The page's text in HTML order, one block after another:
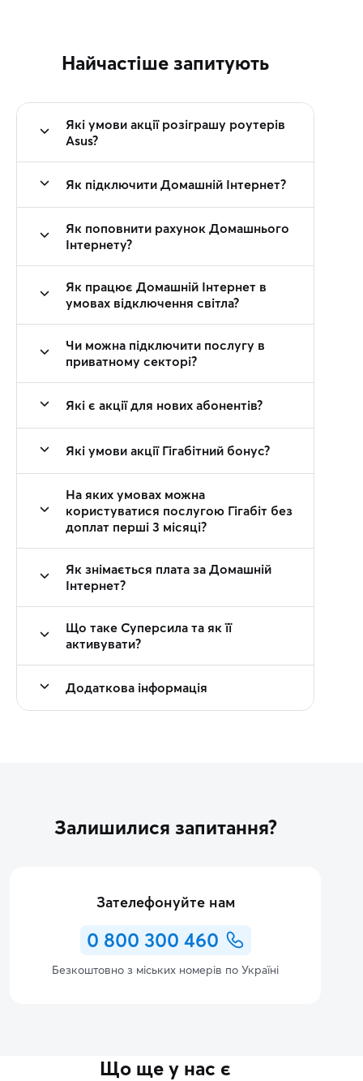
Найчастіше запитують
Які умови акції розіграшу роутерів
Asus?
Як підключити Домашній Інтернет?
Як поповнити рахунок Домашнього
Інтернету?
Як працює Домашній Інтернет в
умовах відключення світла?
Чи можна підключити послугу в
приватному секторі?
Які є акції для нових абонентів?
Які умови акції Гігабітний бонус?
На яких умовах можна
користуватися послугою Гігабіт без
доплат перші 3 місяці?
Як знімається плата за Домашній
Інтернет?
Що таке Суперсила та як її
активувати?
Додаткова інформація
Залишилися запитання?
Зателефонуйте нам
0 800 300 460
Безкоштовно з міських номерів по Україні
Що ще у нас є